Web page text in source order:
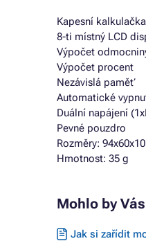
Kapesní kalkulačka
8-ti místný LCD
Výpočet
Výpočet procent
Nezávislá paměť
Automatické
Duální napájení
Pevné pouzdro
Rozměry:
Hmotnost: 35 g
Mohlo by
Jak si zařídit